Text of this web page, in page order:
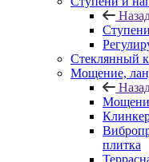
Cтеклянный
Мощение,
плитка